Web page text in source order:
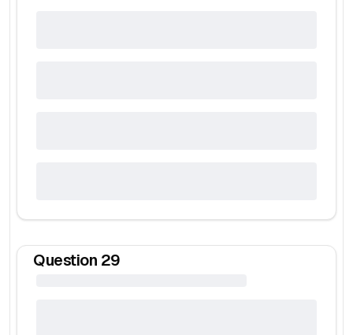
Question 29